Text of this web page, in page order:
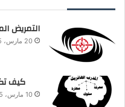
التمريض
20 مارس، 2025
كيف
10 مارس، 2025